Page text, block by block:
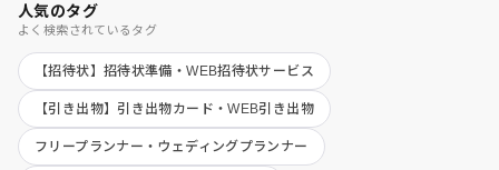
人気のタグ
よく検索されているタグ
【招待状】招待状準備・WEB招待状サービス
【引き出物】引き出物カード・WEB引き出物
フリープランナー・ウェディングプランナー